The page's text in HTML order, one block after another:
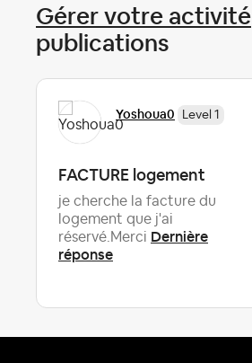
Gérer votre activité
publications
Yoshoua0 Level 1
FACTURE logement
je cherche la facture du
logement que j'ai
réservé.Merci Dernière
réponse